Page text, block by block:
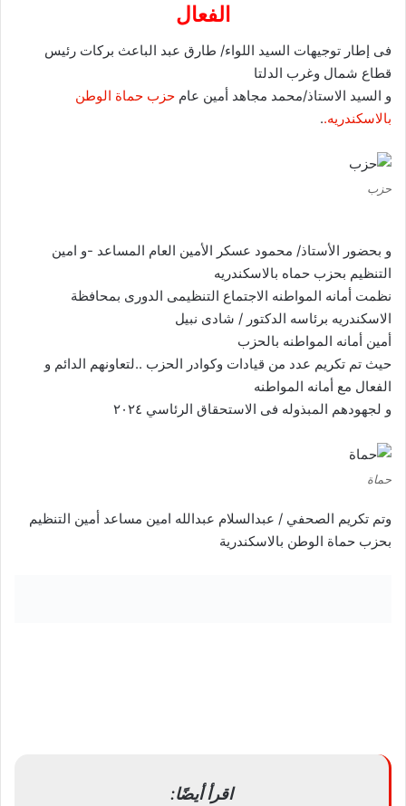
الفعال
فى إطار توجيهات السيد اللواء/ طارق عبد الباعث بركات رئيس
قطاع شمال وغرب الدلتا
و السيد الاستاذ/محمد مجاهد أمين عام حزب حماة الوطن
بالاسكندريه..
حزب
و بحضور الأستاذ/ محمود عسكر الأمين العام المساعد -و امين
التنظيم بحزب حماه بالاسكندريه
نظمت أمانه المواطنه الاجتماع التنظيمى الدورى بمحافظة
الاسكندريه برئاسه الدكتور / شادى نبيل
أمين أمانه المواطنه بالحزب
حيث تم تكريم عدد من قيادات وكوادر الحزب ..لتعاونهم الدائم و
الفعال مع أمانه المواطنه
و لجهودهم المبذوله فى الاستحقاق الرئاسي ٢٠٢٤
حماة
وتم تكريم الصحفي / عبدالسلام عبدالله امين مساعد أمين التنظيم
بحزب حماة الوطن بالاسكندرية
اقرأ أيضًا: